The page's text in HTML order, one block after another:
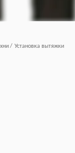
/ Установка вытяжки